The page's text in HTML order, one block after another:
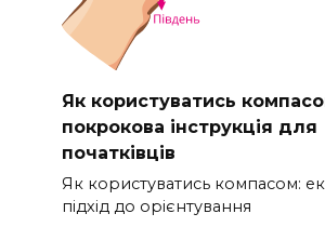
Як користуватись
покрокова інструкція для
початківців
Як користуватись компасом:
підхід до орієнтування